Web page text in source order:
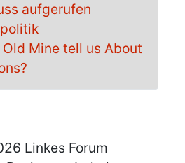
aufgerufen
Mine tell us About
Linkes Forum